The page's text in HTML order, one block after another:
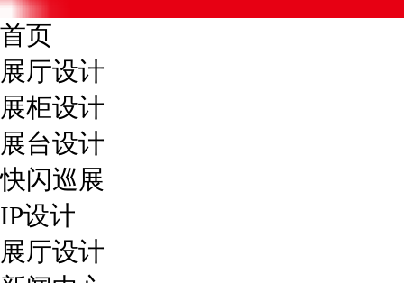
首页
展厅设计
展柜设计
展台设计
快闪巡展
IP设计
展厅设计